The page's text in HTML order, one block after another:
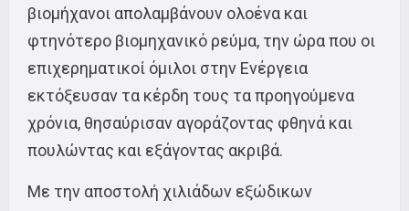
βιομήχανοι απολαμβάνουν ολοένα και
φτηνότερο βιομηχανικό ρεύμα, την ώρα που οι
επιχερηματικοί όμιλοι στην Ενέργεια
εκτόξευσαν τα κέρδη τους τα προηγούμενα
χρόνια, θησαύρισαν αγοράζοντας φθηνά και
πουλώντας και εξάγοντας ακριβά.
Με την αποστολή χιλιάδων εξώδικων